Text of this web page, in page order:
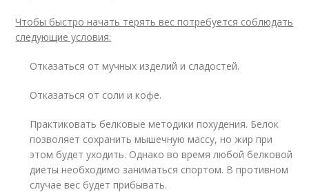
Чтобы быстро начать терять вес потребуется соблюдать
следующие условия:
Отказаться от мучных изделий и сладостей.
Отказаться от соли и кофе.
Практиковать белковые методики похудения. Белок
позволяет сохранить мышечную массу, но жир при
этом будет уходить. Однако во время любой белковой
диеты необходимо заниматься спортом. В противном
случае вес будет прибывать.